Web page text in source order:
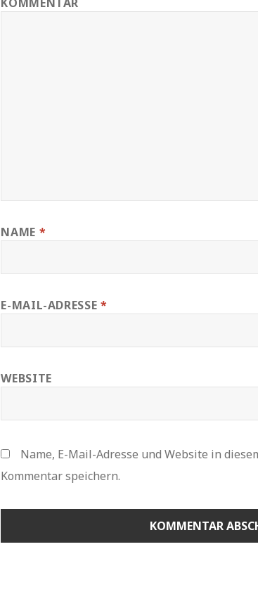
NAME *
E-MAIL-ADRESSE *
WEBSITE
Name, E-Mail-Adresse und Website in
Kommentar speichern.